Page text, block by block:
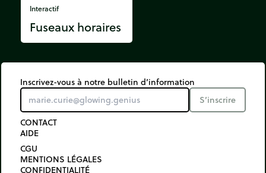
Interactif
Fuseaux horaires
Inscrivez-vous à notre bulletin d’information
S’inscrire
CONTACT
AIDE
CGU
MENTIONS LÉGALES
CONFIDENTIALITÉ